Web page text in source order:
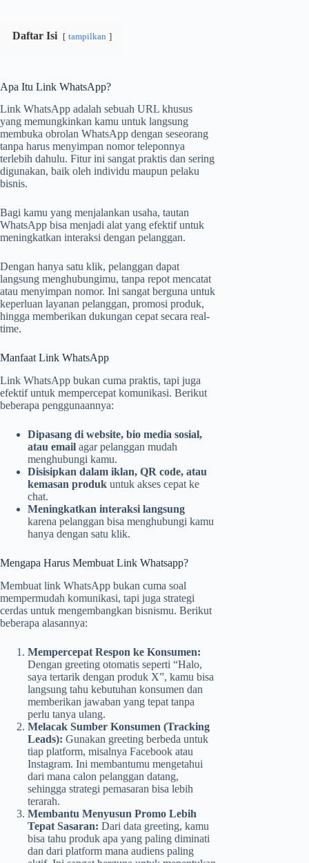
Daftar Isi tampilkan
Apa Itu Link WhatsApp?
Link WhatsApp adalah sebuah URL khusus
yang memungkinkan kamu untuk langsung
membuka obrolan WhatsApp dengan seseorang
tanpa harus menyimpan nomor teleponnya
terlebih dahulu. Fitur ini sangat praktis dan sering
digunakan, baik oleh individu maupun pelaku
bisnis.
Bagi kamu yang menjalankan usaha, tautan
WhatsApp bisa menjadi alat yang efektif untuk
meningkatkan interaksi dengan pelanggan.
Dengan hanya satu klik, pelanggan dapat
langsung menghubungimu, tanpa repot mencatat
atau menyimpan nomor. Ini sangat berguna untuk
keperluan layanan pelanggan, promosi produk,
hingga memberikan dukungan cepat secara real-
time.
Manfaat Link WhatsApp
Link WhatsApp bukan cuma praktis, tapi juga
efektif untuk mempercepat komunikasi. Berikut
beberapa penggunaannya:
Dipasang di website, bio media sosial,
atau email agar pelanggan mudah
menghubungi kamu.
Disisipkan dalam iklan, QR code, atau
kemasan produk untuk akses cepat ke
chat.
Meningkatkan interaksi langsung
karena pelanggan bisa menghubungi kamu
hanya dengan satu klik.
Mengapa Harus Membuat Link Whatsapp?
Membuat link WhatsApp bukan cuma soal
mempermudah komunikasi, tapi juga strategi
cerdas untuk mengembangkan bisnismu. Berikut
beberapa alasannya:
Mempercepat Respon ke Konsumen:
Dengan greeting otomatis seperti “Halo,
saya tertarik dengan produk X”, kamu bisa
langsung tahu kebutuhan konsumen dan
memberikan jawaban yang tepat tanpa
perlu tanya ulang.
Melacak Sumber Konsumen (Tracking
Leads): Gunakan greeting berbeda untuk
tiap platform, misalnya Facebook atau
Instagram. Ini membantumu mengetahui
dari mana calon pelanggan datang,
sehingga strategi pemasaran bisa lebih
terarah.
Membantu Menyusun Promo Lebih
Tepat Sasaran: Dari data greeting, kamu
bisa tahu produk apa yang paling diminati
dan dari platform mana audiens paling